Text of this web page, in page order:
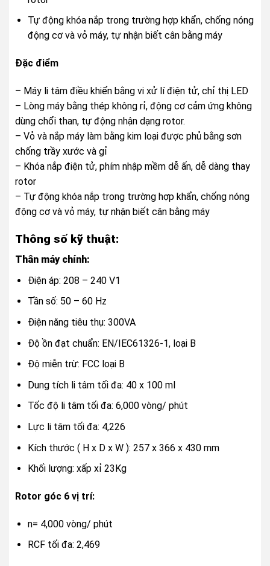
Tự động khóa nắp trong trường hợp khẩn, chống nóng
động cơ và vỏ máy, tự nhận biết cân bằng máy
Đặc điểm
– Máy li tâm điều khiển bằng vi xử lí điện tử, chỉ thị LED
– Lòng máy bằng thép không rỉ, động cơ cảm ứng không
dùng chổi than, tự động nhận dạng rotor.
– Vỏ và nắp máy làm bằng kim loại được phủ bằng sơn
chống trầy xước và gỉ
– Khóa nắp điện tử, phím nhập mềm dễ ấn, dễ dàng thay
rotor
– Tự động khóa nắp trong trường hợp khẩn, chống nóng
động cơ và vỏ máy, tự nhận biết cân bằng máy
Thông số kỹ thuật:
Thân máy chính:
Điện áp: 208 – 240 V1
Tần số: 50 – 60 Hz
Điện năng tiêu thụ: 300VA
Độ ồn đạt chuẩn: EN/IEC61326-1, loại B
Độ miễn trừ: FCC loại B
Dung tích li tâm tối đa: 40 x 100 ml
Tốc độ li tâm tối đa: 6,000 vòng/ phút
Lực li tâm tối đa: 4,226
Kích thước ( H x D x W ): 257 x 366 x 430 mm
Khối lượng: xấp xỉ 23Kg
Rotor góc 6 vị trí:
n= 4,000 vòng/ phút
RCF tối đa: 2,469